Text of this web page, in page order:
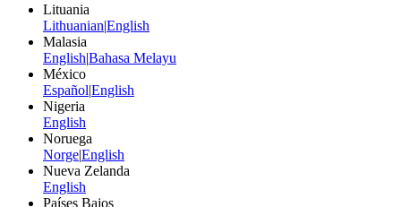
Lituania
Lithuanian|English
Malasia
English|Bahasa Melayu
México
Español|English
Nigeria
English
Noruega
Norge|English
Nueva Zelanda
English
Países Bajos